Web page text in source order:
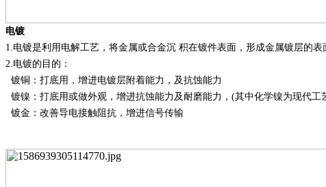
电镀
1. 电镀是利用电解工艺，将金属或合金沉 积在镀件表面，形成金属镀层的表
2. 电镀的目的：
镀铜：打底用，增进电镀层附着能力，及抗蚀能力
镀镍：打底用或做外观，增进抗蚀能力及耐磨能力， (其中化学镍为现代
镀金：改善导电接触阻抗，增进信号传输